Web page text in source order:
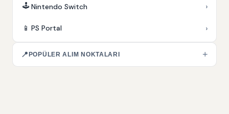
🕹️ Nintendo Switch ›
📱 PS Portal ›
📍 POPÜLER ALIM NOKTALARI +